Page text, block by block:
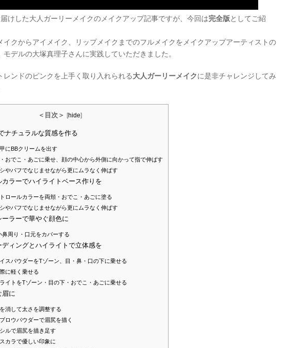
けした大人ガーリーメイクのメイクアップ記事ですが、今回は完全版としてご紹
イクからアイメイク、リップメイクまでのフルメイクをメイクアップアーティストの
モデルの大塚真理子さんに実践していただきました。
レンドのピンクを上手く取り入れられる大人ガーリーメイクに是非チャレンジしてみ
＜目次＞ [hide]
ナチュラルな質感を作る
にBBクリームを出す
おでこ・あごに乗せ、顔の中心から外側に向かって指で伸ばす
やパフでなじませながら更にムラなく伸ばす
カラーでハイライトベース作りを
ロールカラーを両頬・おでこ・あごに塗る
やパフでなじませながら更にムラなく伸ばす
ラーで華やぐ顔色に
鼻周り・口元をカバーする
ディングとハイライトで立体感を
スパウダーをTゾーン、目・鼻・口の下に乗せる
に軽く乗せる
イトをTゾーン・目の下・おでこ・あごに乗せる
眉に
消して太さを調整する
ロウパウダーで眉尻を描く
ルで眉尻を描き足す
カラで優しい印象に